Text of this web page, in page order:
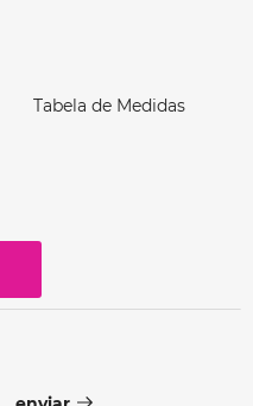
Tabela de Medidas